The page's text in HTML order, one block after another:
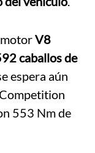
V8
caballos de
espera aún
553 Nm de